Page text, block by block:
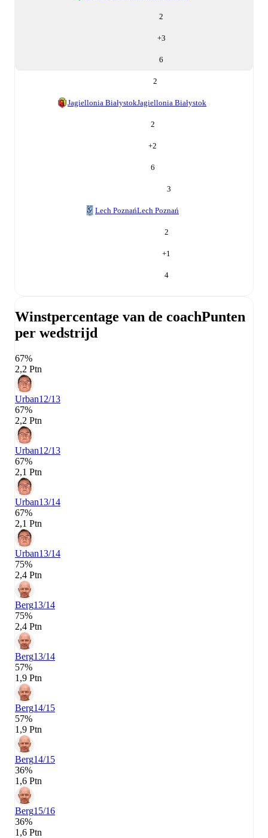
2
+3
6
2
Jagiellonia BiałystokJagiellonia Białystok
2
+2
6
3
Lech PoznańLech Poznań
2
+1
4
Winstpercentage van de coachPunten
per wedstrijd
67%
2,2 Ptn
Urban12/13
67%
2,2 Ptn
Urban12/13
67%
2,1 Ptn
Urban13/14
67%
2,1 Ptn
Urban13/14
75%
2,4 Ptn
Berg13/14
75%
2,4 Ptn
Berg13/14
57%
1,9 Ptn
Berg14/15
57%
1,9 Ptn
Berg14/15
36%
1,6 Ptn
Berg15/16
36%
1,6 Ptn